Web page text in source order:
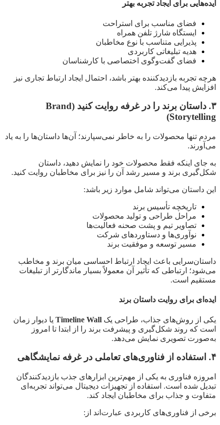
ایده‌هایی برای ایجاد تجربه بهتر
فضای مناسب برای استراحت
ایستگاه شارژ تلفن همراه
پذیرایی متناسب با نوع مخاطبان
هدیه تبلیغاتی کاربردی
فضای گفت‌وگوی اختصاصی با کارشناسان
هرچه تجربه بازدیدکننده بهتر باشد، احتمال ایجاد ارتباط تجاری نیز
افزایش پیدا می‌کند.
۳. داستان برند را در غرفه روایت کنید (Brand
Storytelling)
مردم تنها محصولات را به خاطر نمی‌سپارند؛ آن‌ها داستان‌ها را به یاد
می‌آورند.
به جای اینکه فقط محصولات خود را نمایش دهید، داستان
شکل‌گیری برند و مسیر رشد آن را نیز برای مخاطبان روایت کنید.
این داستان می‌تواند شامل موارد زیر باشد:
تاریخچه تأسیس برند
مراحل طراحی و تولید محصولات
تصاویر تیم و پشت صحنه فعالیت‌ها
نوآوری‌ها و دستاوردهای شرکت
مسیر توسعه و موفقیت برند
داستان‌سرایی باعث ایجاد ارتباط احساسی میان برند و مخاطب
می‌شود؛ ارتباطی که تأثیر آن معمولاً بسیار ماندگارتر از تبلیغات
مستقیم است.
ایده‌ای برای روایت داستان برند
یکی از روش‌های جذاب، طراحی یک Timeline Wall یا دیوار زمان
است که روند شکل‌گیری و پیشرفت برند را از ابتدا تا امروز
به‌صورت تصویری نمایش می‌دهد.
۴. استفاده از فناوری‌های تعاملی در غرفه نمایشگاهی
امروزه فناوری به یکی از مهم‌ترین ابزارهای جذب بازدیدکنندگان
تبدیل شده است. استفاده از تجهیزات دیجیتال می‌تواند تجربه‌ای
متفاوت و جذاب برای مخاطبان ایجاد کند.
برخی از فناوری‌های کاربردی عبارت‌اند از: